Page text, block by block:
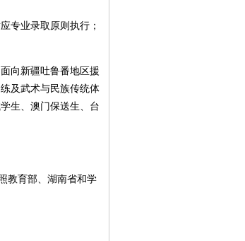
专业录取原则执行；
向新疆吐鲁番地区援
及武术与民族传统体
生、澳门保送生、台
教育部、湖南省和学